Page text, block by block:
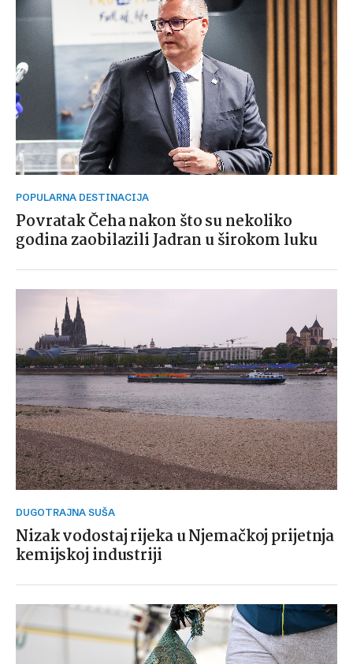
POPULARNA DESTINACIJA
Povratak Čeha nakon što su nekoliko
godina zaobilazili Jadran u širokom luku
DUGOTRAJNA SUŠA
Nizak vodostaj rijeka u Njemačkoj prijetnja
kemijskoj industriji